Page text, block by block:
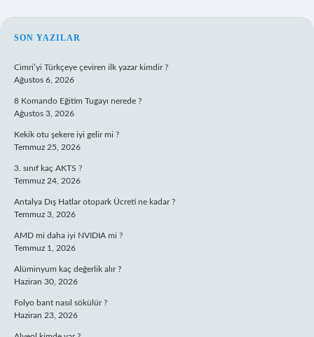
SIDEBAR
SON YAZILAR
Cimri’yi Türkçeye çeviren ilk yazar kimdir ?
Ağustos 6, 2026
8 Komando Eğitim Tugayı nerede ?
Ağustos 3, 2026
Kekik otu şekere iyi gelir mi ?
Temmuz 25, 2026
3. sınıf kaç AKTS ?
Temmuz 24, 2026
Antalya Dış Hatlar otopark Ücreti ne kadar ?
Temmuz 3, 2026
AMD mi daha iyi NVIDIA mi ?
Temmuz 1, 2026
Alüminyum kaç değerlik alır ?
Haziran 30, 2026
Folyo bant nasıl sökülür ?
Haziran 23, 2026